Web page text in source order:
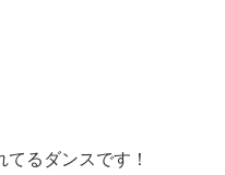
るダンスです！